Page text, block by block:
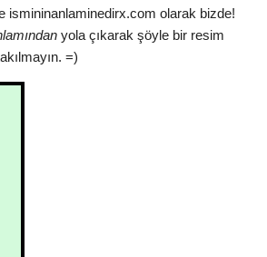
ismininanlaminedirx.com olarak bizde!
yola çıkarak şöyle bir resim
=)